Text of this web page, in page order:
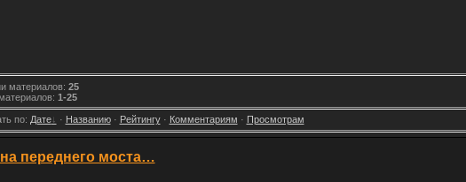
материалов: 25
: 1-25
по: Дате · Названию· Рейтингу· Комментариям · Просмотрам
переднего моста…